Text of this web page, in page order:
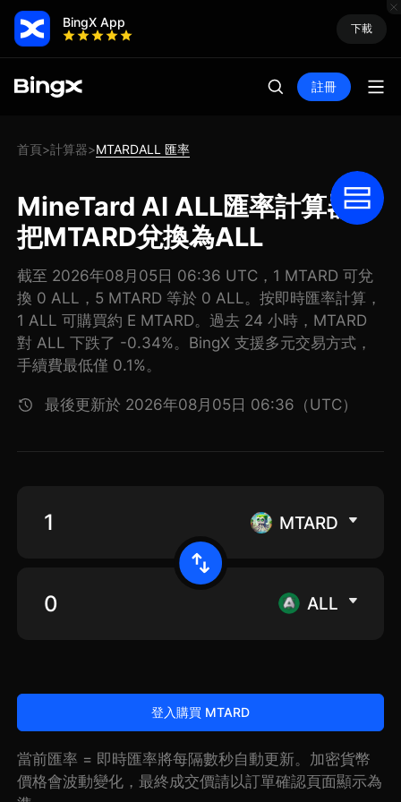
BingX App 下載
註冊
首頁>計算器>MTARDALL 匯率
MineTard AI ALL匯率計算器:
把MTARD兌換為ALL
截至 2026年08月05日 06:36 UTC，1 MTARD 可兌
換 0 ALL，5 MTARD 等於 0 ALL。按即時匯率計算，
1 ALL 可購買約 E MTARD。過去 24 小時，MTARD
對 ALL 下跌了 -0.34%。BingX 支援多元交易方式，
手續費最低僅 0.1%。
最後更新於 2026年08月05日 06:36（UTC）
MTARD
ALL
登入購買 MTARD
當前匯率 = 即時匯率將每隔數秒自動更新。加密貨幣
價格會波動變化，最終成交價請以訂單確認頁面顯示為